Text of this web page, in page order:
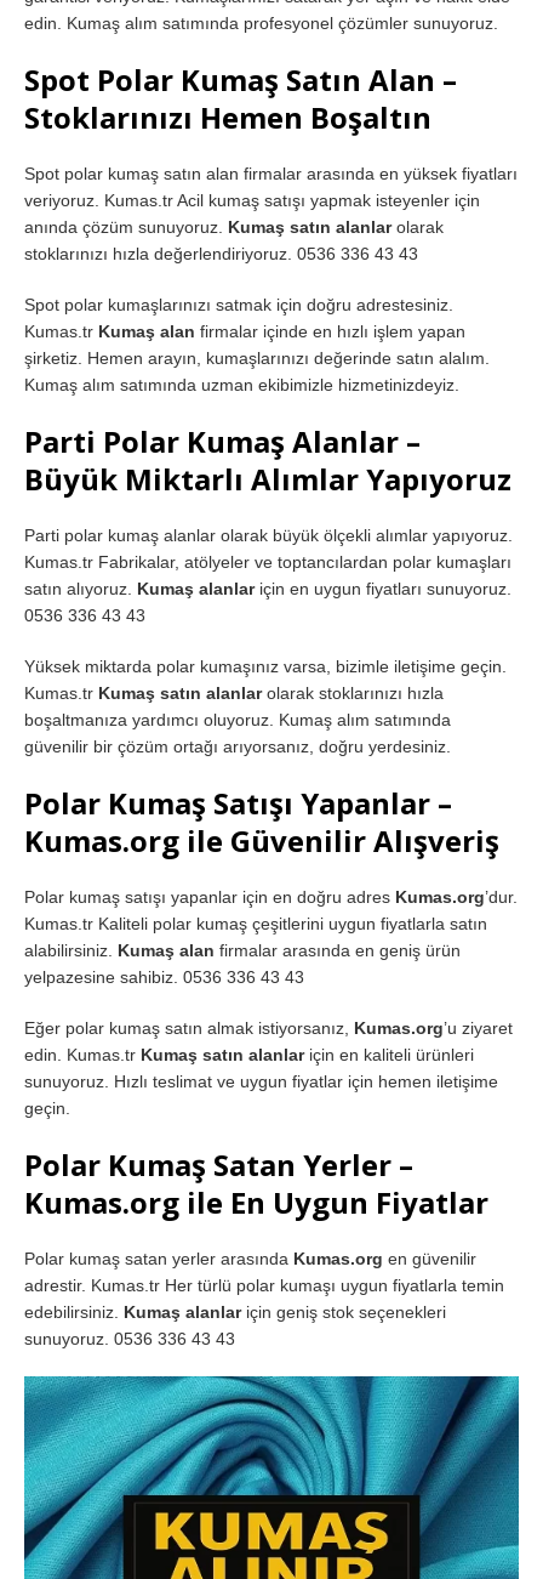
edin. Kumaş alım satımında profesyonel çözümler sunuyoruz.
Spot Polar Kumaş Satın Alan –
Stoklarınızı Hemen Boşaltın
Spot polar kumaş satın alan firmalar arasında en yüksek fiyatları
veriyoruz. Kumas.tr Acil kumaş satışı yapmak isteyenler için
anında çözüm sunuyoruz. Kumaş satın alanlarolarak
stoklarınızı hızla değerlendiriyoruz. 0536 336 43 43
Spot polar kumaşlarınızı satmak için doğru adrestesiniz.
Kumas.tr Kumaş alan firmalar içinde en hızlı işlem yapan
şirketiz. Hemen arayın, kumaşlarınızı değerinde satın alalım.
Kumaş alım satımında uzman ekibimizle hizmetinizdeyiz.
Parti Polar Kumaş Alanlar –
Büyük Miktarlı Alımlar Yapıyoruz
Parti polar kumaş alanlar olarak büyük ölçekli alımlar yapıyoruz.
Kumas.tr Fabrikalar, atölyeler ve toptancılardan polar kumaşları
satın alıyoruz. Kumaş alanlariçin en uygun fiyatları sunuyoruz.
0536 336 43 43
Yüksek miktarda polar kumaşınız varsa, bizimle iletişime geçin.
Kumas.tr Kumaş satın alanlarolarak stoklarınızı hızla
boşaltmanıza yardımcı oluyoruz. Kumaş alım satımında
güvenilir bir çözüm ortağı arıyorsanız, doğru yerdesiniz.
Polar Kumaş Satışı Yapanlar –
Kumas.org ile Güvenilir Alışveriş
Polar kumaş satışı yapanlar için en doğru adres Kumas.org’dur.
Kumas.tr Kaliteli polar kumaş çeşitlerini uygun fiyatlarla satın
alabilirsiniz. Kumaş alan firmalar arasında en geniş ürün
yelpazesine sahibiz. 0536 336 43 43
Eğer polar kumaş satın almak istiyorsanız, Kumas.org’u ziyaret
edin. Kumas.tr Kumaş satın alanlariçin en kaliteli ürünleri
sunuyoruz. Hızlı teslimat ve uygun fiyatlar için hemen iletişime
geçin.
Polar Kumaş Satan Yerler –
Kumas.org ile En Uygun Fiyatlar
Polar kumaş satan yerler arasında Kumas.org en güvenilir
adrestir. Kumas.tr Her türlü polar kumaşı uygun fiyatlarla temin
edebilirsiniz. Kumaş alanlariçin geniş stok seçenekleri
sunuyoruz. 0536 336 43 43